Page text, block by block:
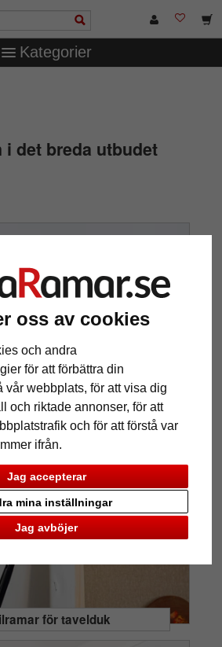
oss av cookies
och andra
för att förbättra din
vår webbplats, för att visa dig
och riktade annonser, för att
och för att förstå var
ifrån.
Jag accepterar
Jag avböjer
mina inställningar
Kategorier
i det breda utbudet
är en passepartout?
för tavelduk